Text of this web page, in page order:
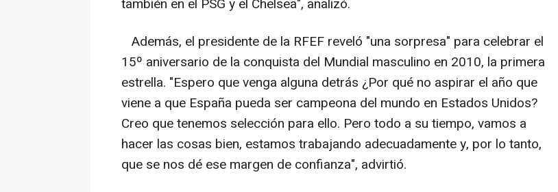
también en el PSG y el Chelsea", analizó.
Además, el presidente de la RFEF reveló "una sorpresa" para celebrar el
15º aniversario de la conquista del Mundial masculino en 2010, la primera
estrella. "Espero que venga alguna detrás ¿Por qué no aspirar el año que
viene a que España pueda ser campeona del mundo en Estados Unidos?
Creo que tenemos selección para ello. Pero todo a su tiempo, vamos a
hacer las cosas bien, estamos trabajando adecuadamente y, por lo tanto,
que se nos dé ese margen de confianza", advirtió.